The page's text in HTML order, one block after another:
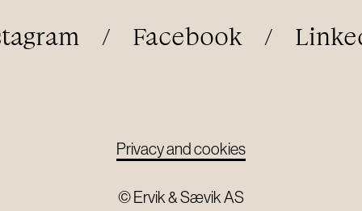
/ Facebook /
Privacy and cookies
© Ervik & Sævik AS